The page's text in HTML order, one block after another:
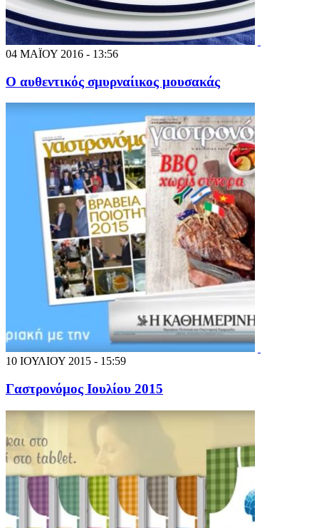
04 ΜΑΪΟΥ 2016 - 13:56
Ο αυθεντικός σμυρναίικος μουσακάς
10 ΙΟΥΛΙΟΥ 2015 - 15:59
Γαστρονόμος Ιουλίου 2015